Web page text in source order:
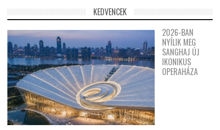
KEDVENCEK
2026-BAN
NYÍLIK MEG
SANGHAJ ÚJ
IKONIKUS
OPERAHÁZA